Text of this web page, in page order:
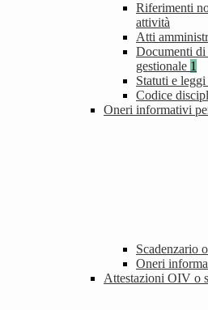
Riferimenti
attività
Atti
Documenti di
gestionale 1
Statuti e
Codice
Oneri informativi
Scadenzario
Oneri
Attestazioni OIV o